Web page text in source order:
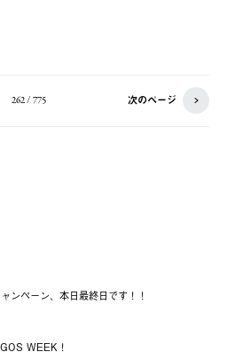
262 / 775 次のページ
ンペーン、本日最終日です！！
WEEK！